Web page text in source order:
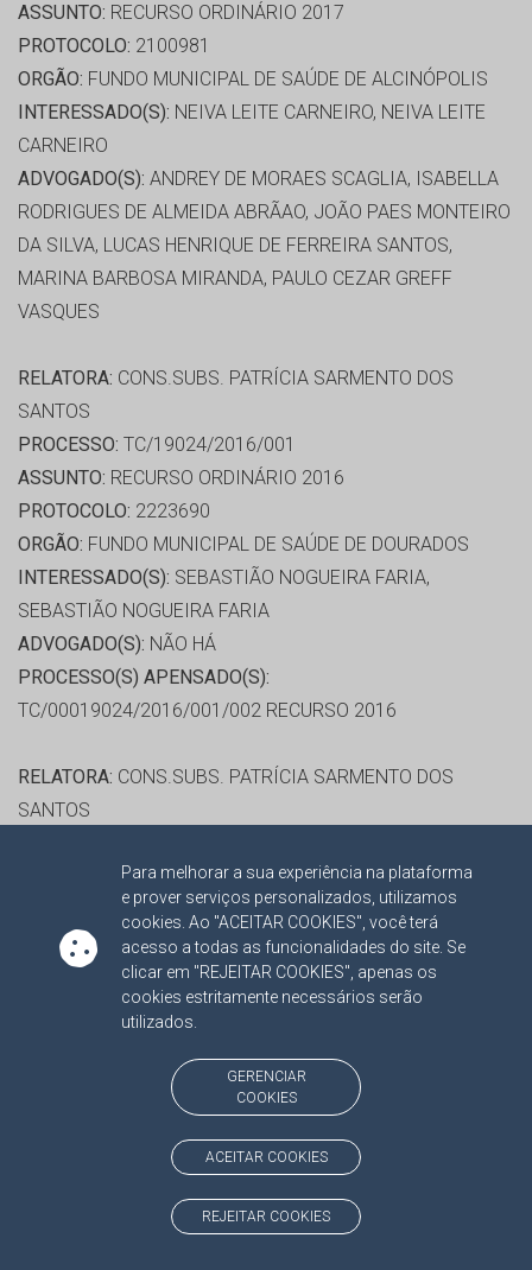
Para melhorar a sua experiência na plataforma
e prover serviços personalizados, utilizamos
cookies. Ao "ACEITAR COOKIES", você terá
acesso a todas as funcionalidades do site. Se
clicar em "REJEITAR COOKIES", apenas os
cookies estritamente necessários serão
utilizados.
GERENCIAR
COOKIES
ACEITAR COOKIES
REJEITAR COOKIES
ASSUNTO: RECURSO ORDINÁRIO 2017
PROTOCOLO: 2100981
ORGÃO: FUNDO MUNICIPAL DE SAÚDE DE ALCINÓPOLIS
INTERESSADO(S): NEIVA LEITE CARNEIRO, NEIVA LEITE
CARNEIRO
ADVOGADO(S): ANDREY DE MORAES SCAGLIA, ISABELLA
RODRIGUES DE ALMEIDA ABRÃAO, JOÃO PAES MONTEIRO
DA SILVA, LUCAS HENRIQUE DE FERREIRA SANTOS,
MARINA BARBOSA MIRANDA, PAULO CEZAR GREFF
VASQUES
RELATORA: CONS.SUBS. PATRÍCIA SARMENTO DOS
SANTOS
PROCESSO: TC/19024/2016/001
ASSUNTO: RECURSO ORDINÁRIO 2016
PROTOCOLO: 2223690
ORGÃO: FUNDO MUNICIPAL DE SAÚDE DE DOURADOS
INTERESSADO(S): SEBASTIÃO NOGUEIRA FARIA,
SEBASTIÃO NOGUEIRA FARIA
ADVOGADO(S): NÃO HÁ
PROCESSO(S) APENSADO(S):
TC/00019024/2016/001/002 RECURSO 2016
RELATORA: CONS.SUBS. PATRÍCIA SARMENTO DOS
SANTOS
CONTAS DE GESTÃO 2016
PROTOCOLO: 1805915
ORGÃO:
FUNDO MUNICIPAL DE SAÚDE DE PARANAIBA
INTERESSADO(S):ANA PAULA DE SOUZA ARAUJO, DIOGO
ROBALINHO DE QUEIROZ, FRANCIANI MARIANO FORNI,
NÃO HÁ
PROCESSO(S) APENSADO(S):
TC/00006980/2017/001 RECURSO 2024
CONS.SUBS. PATRÍCIA SARMENTO DOS